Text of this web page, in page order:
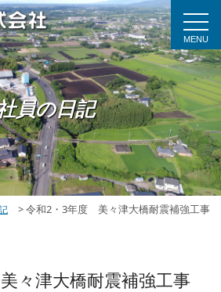
MENU
員の日記
>令和2・3年度 美々津大橋耐震補強工事
々津大橋耐震補強工事